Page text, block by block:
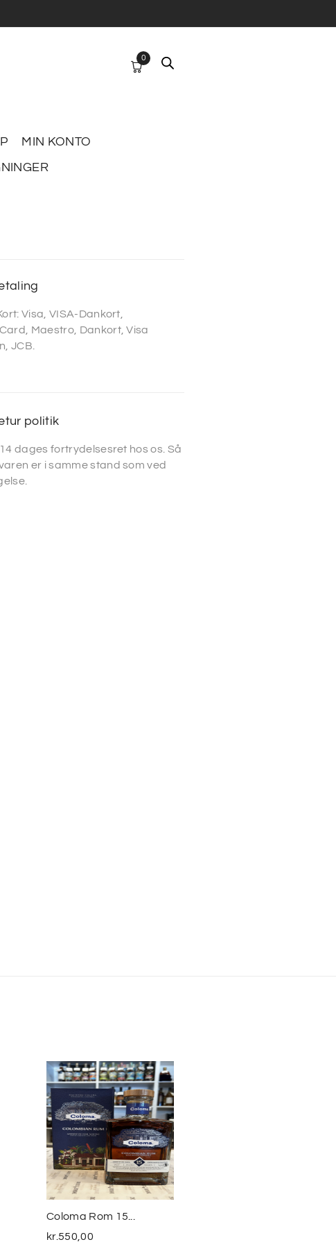
MIN KONTO
0
Visa, VISA-Dankort,
Maestro, Dankort, Visa
JCB.
politik
dages fortrydelsesret hos os. Så
er i samme stand som ved
Coloma Rom 15...
kr.550,00